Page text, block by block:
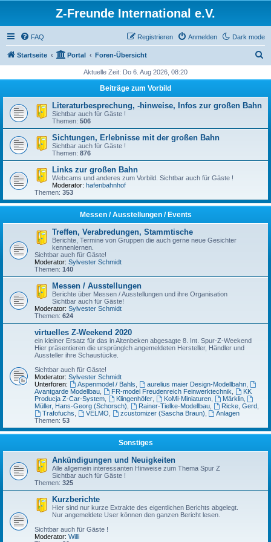
Z-Freunde International e.V.
Dark mode
FAQ Anmelden
Registrieren
Startseite Portal Foren-Übersicht
h
Aktuelle Zeit: Do 6. Aug 2026, 08:20
Beiträge zum Vorbild
Literaturbesprechung, -hinweise, Infos zur großen Bahn
Sichtbar auch für Gäste !
Themen: 506
Sichtungen, Erlebnisse mit der großen Bahn
Sichtbar auch für Gäste !
Themen: 876
Links zur großen Bahn
Webcams und anderes zum Vorbild. Sichtbar auch für Gäste !
Moderator: hafenbahnhof
Themen: 353
Messen / Ausstellungen / Events
Treffen, Verabredungen, Stammtische
Berichte, Termine von Gruppen die auch gerne neue Gesichter
kennenlernen.
Sichtbar auch für Gäste!
Moderator: Sylvester Schmidt
Themen: 140
Messen / Ausstellungen
Berichte über Messen / Ausstellungen und ihre Organisation
Sichtbar auch für Gäste!
Moderator: Sylvester Schmidt
Themen: 624
virtuelles Z-Weekend 2020
ein kleiner Ersatz für das in Altenbeken abgesagte 8. Int. Spur-Z-Weekend
Hier präsentieren die ursprünglch angemeldeten Hersteller, Händler und
Aussteller ihre Schaustücke.
Sichtbar auch für Gäste!
Moderator: Sylvester Schmidt
Unterforen:
Aspenmodel / Bahls aurelius maier Design-Modellbahn,
Avantgarde Modellbau
FR-model Freudenreich Feinwerktechnik
KK
Producja Z-Car-System
Klingenhöfer, KoMi-Miniaturen, Märklin,
Müller, Hans-Georg (Schorsch)
Rainer-Tielke-Modellbau, Ricke, Gerd,
Trafofuchs
VELMO zcustomizer (Sascha Braun)
Anlagen
Themen: 53
Sonstiges
Ankündigungen und Neuigkeiten
Alle allgemein interessanten Hinweise zum Thema Spur Z
Sichtbar auch für Gäste !
Themen: 325
Kurzberichte
Hier sind nur kurze Extrakte des eigentlichen Berichts abgelegt.
Nur angemeldete User können den ganzen Bericht lesen.
Sichtbar auch für Gäste !
Moderator: Willi